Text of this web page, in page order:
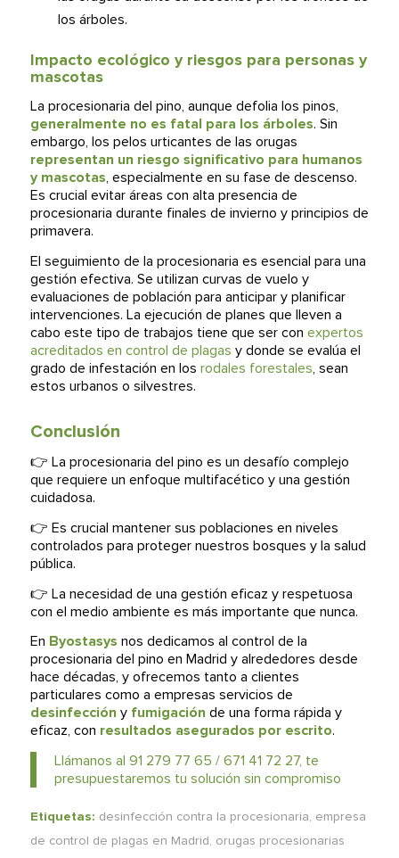
los árboles.
Impacto ecológico y riesgos para personas y
mascotas
La procesionaria del pino, aunque defolia los pinos,
generalmente no es fatal para los árboles. Sin
embargo, los pelos urticantes de las orugas
representan un riesgo significativo para humanos
y mascotas, especialmente en su fase de descenso.
Es crucial evitar áreas con alta presencia de
procesionaria durante finales de invierno y principios de
primavera.
El seguimiento de la procesionaria es esencial para una
gestión efectiva. Se utilizan curvas de vuelo y
evaluaciones de población para anticipar y planificar
intervenciones. La ejecución de planes que lleven a
cabo este tipo de trabajos tiene que ser con expertos
acreditados en control de plagas y donde se evalúa el
grado de infestación en los rodales forestales, sean
estos urbanos o silvestres.
Conclusión
👉 La procesionaria del pino es un desafío complejo
que requiere un enfoque multifacético y una gestión
cuidadosa.
👉 Es crucial mantener sus poblaciones en niveles
controlados para proteger nuestros bosques y la salud
pública.
👉 La necesidad de una gestión eficaz y respetuosa
con el medio ambiente es más importante que nunca.
En Byostasys nos dedicamos al control de la
procesionaria del pino en Madrid y alrededores desde
hace décadas, y ofrecemos tanto a clientes
particulares como a empresas servicios de
desinfección y fumigación de una forma rápida y
eficaz, con resultados asegurados por escrito.
Llámanos al 91 279 77 65 / 671 41 72 27, te
presupuestaremos tu solución sin compromiso
Etiquetas: desinfección contra la procesionaria, empresa
de control de plagas en Madrid, orugas procesionarias